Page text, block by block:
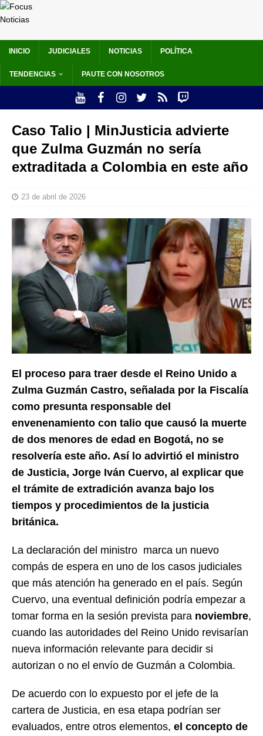
INICIO JUDICIALES NOTICIAS POLÍTICA
TENDENCIAS PAUTE CON NOSOTROS
Caso Talio | MinJusticia advierte
que Zulma Guzmán no sería
extraditada a Colombia en este año
23 de abril de 2026
El proceso para traer desde el Reino Unido a
Zulma Guzmán Castro, señalada por la Fiscalía
como presunta responsable del
envenenamiento con talio que causó la muerte
de dos menores de edad en Bogotá, no se
resolvería este año. Así lo advirtió el ministro
de Justicia, Jorge Iván Cuervo, al explicar que
el trámite de extradición avanza bajo los
tiempos y procedimientos de la justicia
británica.
La declaración del ministro marca un nuevo
compás de espera en uno de los casos judiciales
que más atención ha generado en el país. Según
Cuervo, una eventual definición podría empezar a
tomar forma en la sesión prevista para noviembre,
cuando las autoridades del Reino Unido revisarían
nueva información relevante para decidir si
autorizan o no el envío de Guzmán a Colombia.
De acuerdo con lo expuesto por el jefe de la
cartera de Justicia, en esa etapa podrían ser
evaluados, entre otros elementos, el concepto de